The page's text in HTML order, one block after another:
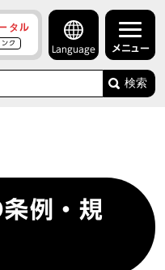
タル
ク
Language メニュー
検索
例・規